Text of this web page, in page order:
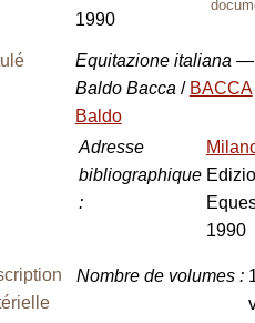
1990
Equitazione italiana —
Baldo Bacca / BACCA
Baldo
Adresse
bibliographique
:
1990
Nombre de volumes: